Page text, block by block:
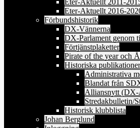
Eter-Aktuellt 2016-
Förbundshistorik
DX-Vännerna
DX-Parlament genom
Förtjänstplaketter
Pirate of the year och
Historiska publikationer
Administrativa
Blandat från
Alliansnytt (DX-
Stredakbulletin/
Historisk klubblista
Johan Berglund